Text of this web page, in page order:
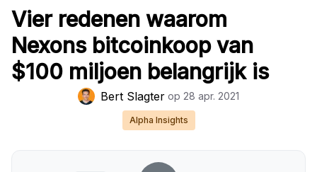
Vier redenen waarom
Nexons bitcoinkoop van
$100 miljoen belangrijk is
Bert Slagter op 28 apr. 2021
Alpha Insights